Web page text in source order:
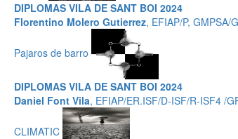
DIPLOMAS VILA DE SANT BOI 2024
Florentino Molero Gutierrez, EFIAP/P, GMPSA/
Pajaros de barro
DIPLOMAS VILA DE SANT BOI 2024
Daniel Font Vila, EFIAP/ER.ISF/D-ISF/R-ISF4 /
CLIMATIC